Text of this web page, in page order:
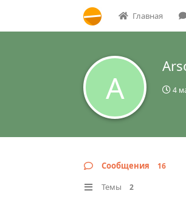
Главная
A 4
Сообщения 16
Темы 2